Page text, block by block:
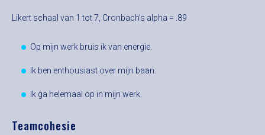
Likert schaal van 1 tot 7, Cronbach’s alpha = .89
Op mijn werk bruis ik van energie.
Ik ben enthousiast over mijn baan.
Ik ga helemaal op in mijn werk.
Teamcohesie